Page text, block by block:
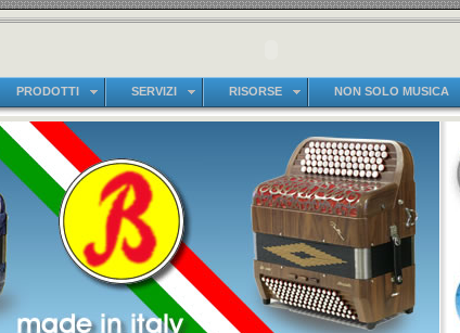
PRODOTTI SERVIZI RISORSE NON SOLO MUSICA